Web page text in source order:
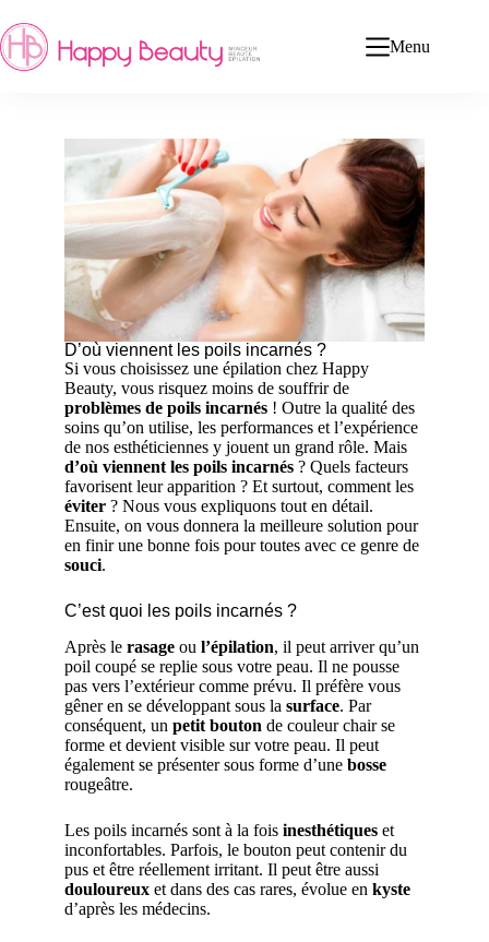
Menu
D’où viennent les poils incarnés ?
Si vous choisissez une épilation chez Happy
Beauty, vous risquez moins de souffrir de
problèmes de poils incarnés! Outre la qualité des
soins qu’on utilise, les performances et l’expérience
de nos esthéticiennes y jouent un grand rôle. Mais
d’où viennent les poils incarnés ? Quels facteurs
favorisent leur apparition ? Et surtout, comment les
éviter? Nous vous expliquons tout en détail.
Ensuite, on vous donnera la meilleure solution pour
en finir une bonne fois pour toutes avec ce genre de
souci.
C’est quoi les poils incarnés ?
Après le rasageou l’épilation, il peut arriver qu’un
poil coupé se replie sous votre peau. Il ne pousse
pas vers l’extérieur comme prévu. Il préfère vous
gêner en se développant sous la surface. Par
conséquent, un petit bouton de couleur chair se
forme et devient visible sur votre peau. Il peut
également se présenter sous forme d’une bosse
rougeâtre.
Les poils incarnés sont à la fois inesthétiqueset
inconfortables. Parfois, le bouton peut contenir du
pus et être réellement irritant. Il peut être aussi
douloureuxet dans des cas rares, évolue en kyste
d’après les médecins.